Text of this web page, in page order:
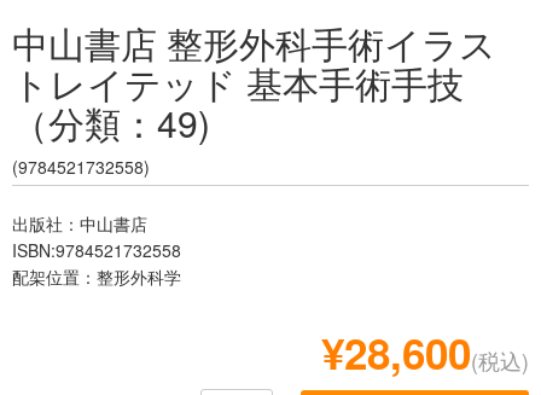
レジデント
中山書店 整形外科手術イラス
トレイテッド 基本手術手技
（分類：49)
(9784521732558)
出版社：中山書店
ISBN:9784521732558
配架位置：整形外科学
¥28,600(税込)